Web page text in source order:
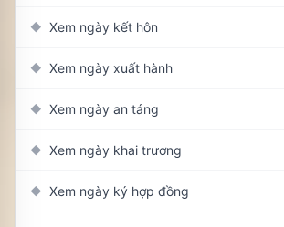
◆ Xem ngày kết hôn
◆ Xem ngày xuất hành
◆ Xem ngày an táng
◆ Xem ngày khai trương
◆ Xem ngày ký hợp đồng